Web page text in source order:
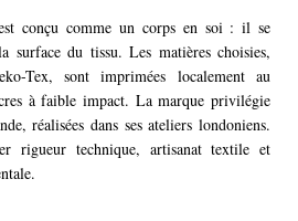
conçu comme un corps en soi : il se
surface du tissu. Les matières choisies,
Tex, sont imprimées localement au
à faible impact. La marque privilégie
réalisées dans ses ateliers londoniens.
rigueur technique, artisanat textile et